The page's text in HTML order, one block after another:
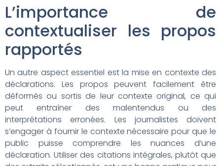
L’importance de
contextualiser les propos
rapportés
Un autre aspect essentiel est la mise en contexte des
déclarations. Les propos peuvent facilement être
déformés ou sortis de leur contexte original, ce qui
peut entraîner des malentendus ou des
interprétations erronées. Les journalistes doivent
s’engager à fournir le contexte nécessaire pour que le
public puisse comprendre les nuances d’une
déclaration. Utiliser des citations intégrales, plutôt que